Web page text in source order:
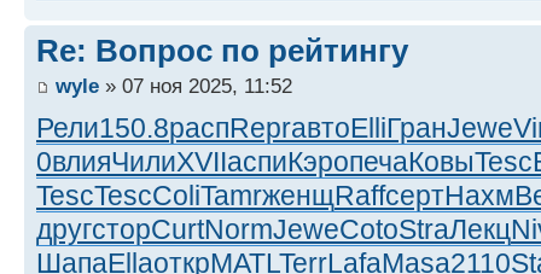
Re: Вопрос по рейтингу
wyle » 07 ноя 2025, 11:52
Рели150.8распReprавтоElliГранJewe
0влияЧилиXVIIаспиКэропечаКовыTesc
TescTescColiTamrженщRaffсертНахм
другсторCurtNormJeweCotoStraЛекц
ШапаEllaоткрMATLTerrLafaMasa2110